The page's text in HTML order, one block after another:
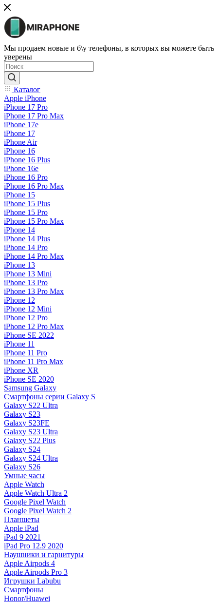
Мы продаем новые и б\у телефоны, в которых вы можете быть
уверены
Каталог
Apple iPhone
iPhone 17 Pro
iPhone 17 Pro Max
iPhone 17e
iPhone 17
iPhone Air
iPhone 16
iPhone 16 Plus
iPhone 16e
iPhone 16 Pro
iPhone 16 Pro Max
iPhone 15
iPhone 15 Plus
iPhone 15 Pro
iPhone 15 Pro Max
iPhone 14
iPhone 14 Plus
iPhone 14 Pro
iPhone 14 Pro Max
iPhone 13
iPhone 13 Mini
iPhone 13 Pro
iPhone 13 Pro Max
iPhone 12
iPhone 12 Mini
iPhone 12 Pro
iPhone 12 Pro Max
iPhone SE 2022
iPhone 11
iPhone 11 Pro
iPhone 11 Pro Max
iPhone XR
iPhone SE 2020
Samsung Galaxy
Смартфоны серии Galaxy S
Galaxy S22 Ultra
Galaxy S23
Galaxy S23FE
Galaxy S23 Ultra
Galaxy S22 Plus
Galaxy S24
Galaxy S24 Ultra
Galaxy S26
Умные часы
Apple Watch
Apple Watch Ultra 2
Google Pixel Watch
Google Pixel Watch 2
Планшеты
Apple iPad
iPad 9 2021
iPad Pro 12.9 2020
Наушники и гарнитуры
Apple Airpods 4
Apple Airpods Pro 3
Игрушки Labubu
Смартфоны
Honor/Huawei